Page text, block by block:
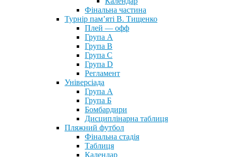
Фінальна частина
Турнір пам’яті В. Тищенко
Плей — офф
Група А
Група B
Група С
Група D
Регламент
Універсіада
Група А
Група Б
Бомбардири
Дисциплінарна таблиця
Пляжний футбол
Фінальна стадія
Таблиця
Календар